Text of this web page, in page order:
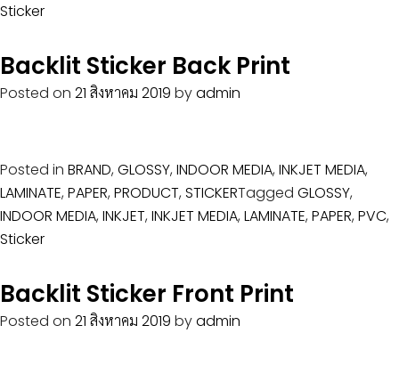
Sticker
Backlit Sticker Back Print
Posted on 21 สิงหาคม 2019 byadmin
Posted in BRAND, GLOSSY, INDOOR MEDIA, INKJET MEDIA,
LAMINATE, PAPER, PRODUCT, STICKERTagged GLOSSY,
INDOOR MEDIA, INKJET, INKJET MEDIA, LAMINATE, PAPER, PVC,
Sticker
Backlit Sticker Front Print
Posted on 21 สิงหาคม 2019 byadmin